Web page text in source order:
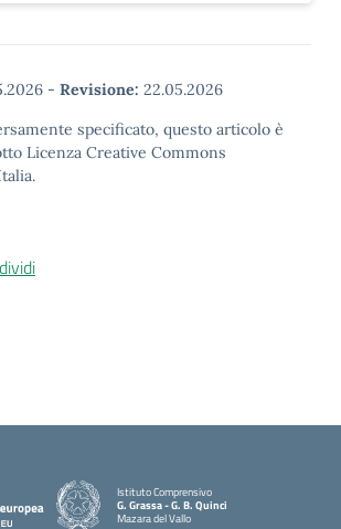
- Revisione: 22.05.2026
specificato, questo articolo è
Licenza Creative Commons
Istituto Comprensivo
G. Grassa - G. B. Quinci
Mazara del Vallo